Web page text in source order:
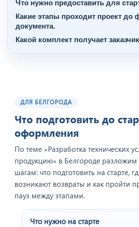
Что нужно предоставить для
Какие этапы проходит проект до
документа.
Какой комплект получает
ДЛЯ БЕЛГОРОДА
Что подготовить до
оформления
По теме «Разработка технических
продукцию» в Белгороде
шагам: что подготовить на старте,
возникают возвраты и как пройти
пауз между этапами.
Что нужно на старте